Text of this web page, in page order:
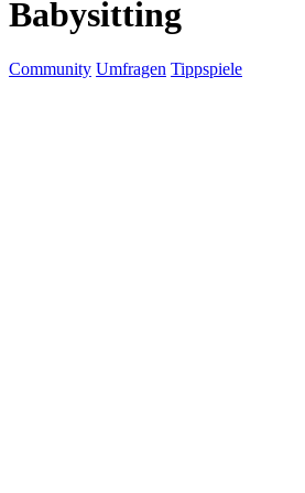
Babysitting
Community Umfragen Tippspiele